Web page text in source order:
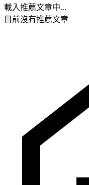
載入推薦文章中...
目前沒有推薦文章